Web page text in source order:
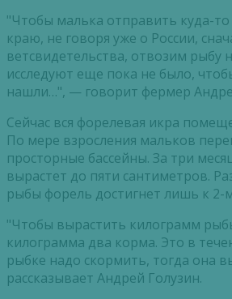
"Чтобы малька отправить куда-
краю, не говоря уже о России,
ветсвидетельства, отвозим рыбу
исследуют еще пока не было,
нашли…", — говорит фермер
Сейчас вся форелевая икра
По мере взросления мальков
просторные бассейны. За три
вырастет до пяти сантиметров.
рыбы форель достигнет лишь к 2-
"Чтобы вырастить килограмм
килограмма два корма. Это в
рыбке надо скормить, тогда она
рассказывает Андрей Голузин.